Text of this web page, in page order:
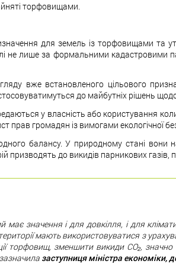
торфовищами.
для земель із торфовищами та
лише за формальними кадастровими
вже встановленого цільового
до майбутніх рішень
у власність або користування
прав громадян із вимогами екологічної
балансу. У природному стані
призводять до викидів парникових
значення і для довкілля, і для
мають використовуватися з
торфовищ, зменшити викиди CO₂,
заступниця міністра економіки,